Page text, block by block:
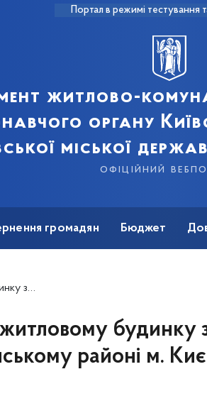
Портал в режимі тестування
житлово-
органу
міської
офіційний
громадян Бюджет
м. Києва
житловому
районі м.